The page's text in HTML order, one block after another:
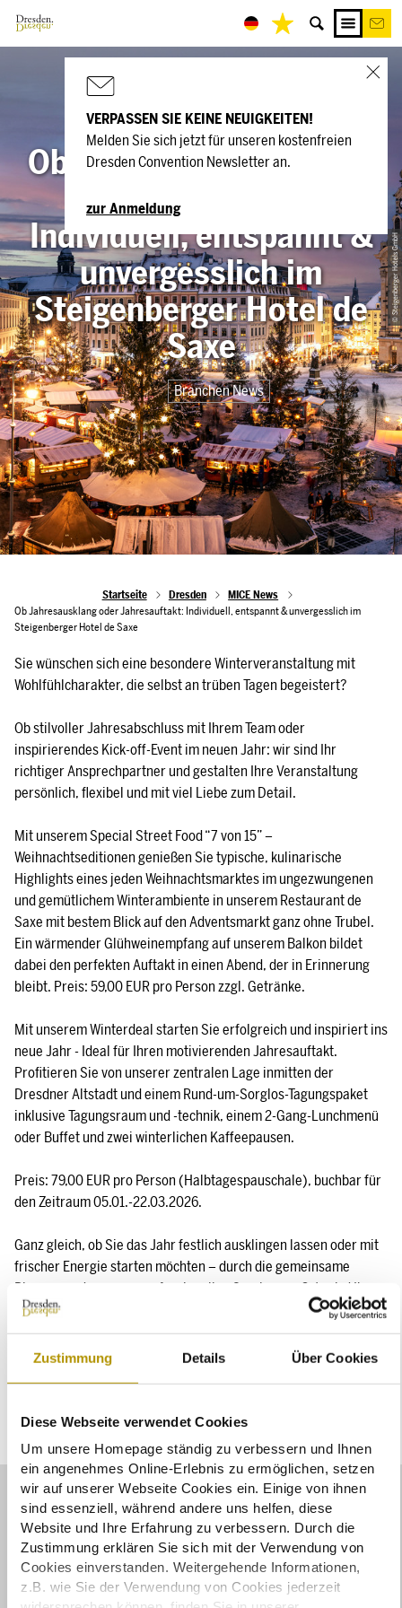
Zustimmung Details Über Cookies
Diese Webseite verwendet Cookies
Um unsere Homepage ständig zu verbessern und Ihnen
ein angenehmes Online-Erlebnis zu ermöglichen, setzen
wir auf unserer Webseite Cookies ein. Einige von ihnen
sind essenziell, während andere uns helfen, diese
Website und Ihre Erfahrung zu verbessern. Durch die
Zustimmung erklären Sie sich mit der Verwendung von
Cookies einverstanden. Weitergehende Informationen,
z.B. wie Sie der Verwendung von Cookies jederzeit
VERPASSEN SIE KEINE NEUIGKEITEN!
Melden Sie sich jetzt für unseren kostenfreien
Dresden Convention Newsletter an.
zur Anmeldung
© Steigenberger Hotels GmbH
Ob Jahresausklang oder
Jahresauftakt:
Individuell, entspannt &
unvergesslich im
Steigenberger Hotel de
Saxe
Branchen News
Startseite Dresden
MICE News
Ob Jahresausklang oder Jahresauftakt: Individuell, entspannt & unvergesslich im
Steigenberger Hotel de Saxe
Sie wünschen sich eine besondere Winterveranstaltung mit
Wohlfühlcharakter, die selbst an trüben Tagen begeistert?
Ob stilvoller Jahresabschluss mit Ihrem Team oder
inspirierendes Kick-off-Event im neuen Jahr: wir sind Ihr
richtiger Ansprechpartner und gestalten Ihre Veranstaltung
persönlich, flexibel und mit viel Liebe zum Detail.
Mit unserem Special Street Food “7 von 15” –
Weihnachtseditionen genießen Sie typische, kulinarische
Highlights eines jeden Weihnachtsmarktes im ungezwungenen
und gemütlichem Winterambiente in unserem Restaurant de
Saxe mit bestem Blick auf den Adventsmarkt ganz ohne Trubel.
Ein wärmender Glühweinempfang auf unserem Balkon bildet
dabei den perfekten Auftakt in einen Abend, der in Erinnerung
bleibt. Preis: 59,00 EUR pro Person zzgl. Getränke.
Mit unserem Winterdeal starten Sie erfolgreich und inspiriert ins
neue Jahr - Ideal für Ihren motivierenden Jahresauftakt.
Profitieren Sie von unserer zentralen Lage inmitten der
Dresdner Altstadt und einem Rund-um-Sorglos-Tagungspaket
inklusive Tagungsraum und -technik, einem 2-Gang-Lunchmenü
oder Buffet und zwei winterlichen Kaffeepausen.
Preis: 79,00 EUR pro Person (Halbtagespauschale), buchbar für
den Zeitraum 05.01.-22.03.2026.
Ganz gleich, ob Sie das Jahr festlich ausklingen lassen oder mit
frischer Energie starten möchten – durch die gemeinsame
Planung und unseren professionellen Service vor Ort, wird Ihr
Event zu einem echten Highlight. Sichern Sie noch heute Ihren
Wunschtermin per E-Mail anmeetings@desaxe-
dresden.steigenberger.de
oder telefonisch unter +49 351 4386-
Bildergalerie